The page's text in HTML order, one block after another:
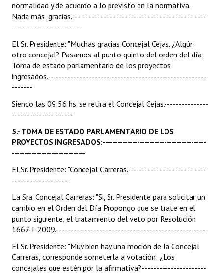
normalidad y de acuerdo a lo previsto en la normativa.
Nada más, gracias.----------------------------------------------
-----------------------
El Sr. Presidente: "Muchas gracias Concejal Cejas. ¿Algún
otro concejal? Pasamos al punto quinto del orden del día:
Toma de estado parlamentario de los proyectos
ingresados.------------------------------------------------------
-------
Siendo las 09:56 hs. se retira el Concejal Cejas.---------------
---------------------
5.- TOMA DE ESTADO PARLAMENTARIO DE LOS
PROYECTOS INGRESADOS:------------------------------------------
------------------------------
El Sr. Presidente: "Concejal Carreras.---------------------------
-------------------
La Sra. Concejal Carreras: "Si, Sr. Presidente para solicitar un
cambio en el Orden del Día Propongo que se trate en el
punto siguiente, el tratamiento del veto por Resolución
1667-I-2009.---------------------------------------------------
El Sr. Presidente: "Muy bien hay una moción de la Concejal
Carreras, corresponde someterla a votación: ¿Los
concejales que estén por la afirmativa?----------------------